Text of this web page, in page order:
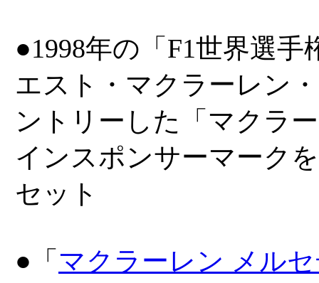
●1998年の「F1世界選
エスト・マクラーレン
ントリーした「マクラ
インスポンサーマーク
セット
●「 マクラーレン メル